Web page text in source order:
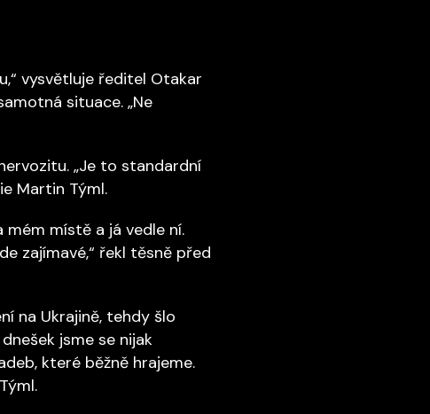
vysvětluje ředitel Otakar
situace. „Ne
„Je to standardní
Martin Týml.
mém místě a já vedle ní.
zajímavé,“ řekl těsně před
na Ukrajině, tehdy šlo
jsme se nijak
které běžně hrajeme.